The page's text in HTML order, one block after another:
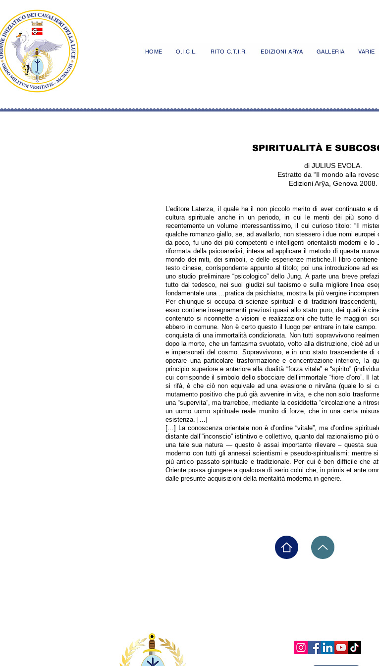
HOME O.I.C.L. RITO C.T.I.R. EDIZIONI ARYA GALLERIA VARIE
SPIRITUALITÀ E
di JULIUS EVOLA.
Estratto da “Il mondo alla
Edizioni Arŷa, Genova 2008.
L’editore Laterza, il quale ha il non piccolo merito di aver continuato e
cultura spirituale anche in un periodo, in cui le menti dei più sono
recentemente un volume interessantissimo, il cui curioso titolo: “Il
qualche romanzo giallo, se, ad avallarlo, non stessero i due nomi
da poco, fu uno dei più competenti e intelligenti orientalisti moderni e lo
riformata della psicoanalisi, intesa ad applicare il metodo di questa
mondo dei miti, dei simboli, e delle esperienze mistiche.Il libro
testo cinese, corrispondente appunto al titolo; poi una introduzione ad
uno studio preliminare “psicologico” dello Jung. A parte una breve
tutto dal tedesco, nei suoi giudizi sul taoismo e sulla migliore linea
fondamentale una …pratica da psichiatra, mostra la più vergine
Per chiunque si occupa di scienze spirituali e di tradizioni
esso contiene insegnamenti preziosi quasi allo stato puro, dei quali è
contenuto si riconnette a visioni e realizzazioni che tutte le maggiori
ebbero in comune. Non è certo questo il luogo per entrare in tale
conquista di una immortalità condizionata. Non tutti sopravvivono
dopo la morte, che un fantasma svuotato, volto alla distruzione, cioè ad
e impersonali del cosmo. Sopravvivono, e in uno stato trascendente
operare una particolare trasformazione e concentrazione interiore, la
principio superiore e anteriore alla dualità “forza vitale” e “spirito”
cui corrisponde il simbolo dello sbocciare dell’immortale “fiore d’oro”. Il
si rifà, è che ciò non equivale ad una evasione o nirvâna (quale lo si
mutamento positivo che può già avvenire in vita, e che non solo
una “supervita”, ma trarrebbe, mediante la cosiddetta “circolazione a
un uomo uomo spirituale reale munito di forze, che in una certa
esistenza. […]
[…] La conoscenza orientale non è d’ordine “vitale”, ma d’ordine
distante dall’“inconscio” istintivo e collettivo, quanto dal razionalismo
una tale sua natura — questo è assai importante rilevare – questa sua
moderno con tutti gli annessi scientismi e pseudo-spiritualismi: mentre
più antico passato spirituale e tradizionale. Per cui è ben difficile che
Oriente possa giungere a qualcosa di serio colui che, in primis et ante
dalle presunte acquisizioni della mentalità moderna in genere.